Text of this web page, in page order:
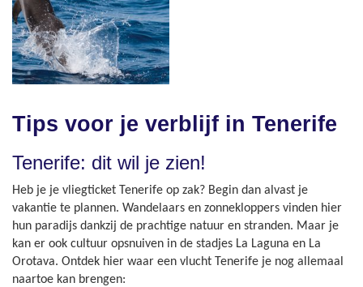
Tips voor je verblijf in Tenerife
Tenerife: dit wil je zien!
Heb je je vliegticket Tenerife op zak? Begin dan alvast je
vakantie te plannen. Wandelaars en zonnekloppers vinden hier
hun paradijs dankzij de prachtige natuur en stranden. Maar je
kan er ook cultuur opsnuiven in de stadjes La Laguna en La
Orotava. Ontdek hier waar een vlucht Tenerife je nog allemaal
naartoe kan brengen: